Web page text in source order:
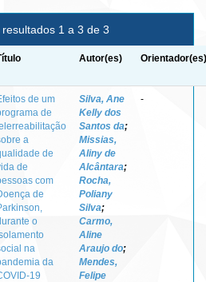
1 a 3 de 3
Autor(es) Orientador(es)
de um
de
a
de
de
com
de
o
na
da
19
Silva, Ane
Kelly dos
Santos da;
Missias,
Aliny de
Alcântara;
Rocha,
Poliany
Silva;
Carmo,
Aline
Araujo do;
Mendes,
Felipe
-